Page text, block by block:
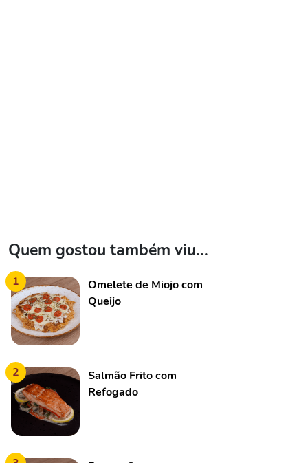
Quem gostou também viu...
1
Omelete de Miojo com
Queijo
2
Salmão Frito com
Refogado